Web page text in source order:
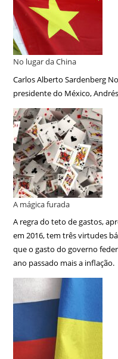
No lugar da China
Carlos Alberto Sardenberg
presidente do México,
A mágica furada
A regra do teto de gastos,
em 2016, tem três virtudes
que o gasto do governo
ano passado mais a inflação.